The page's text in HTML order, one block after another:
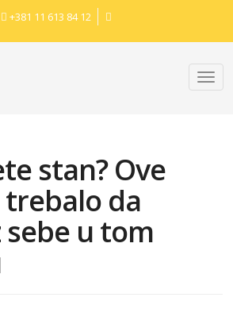
+381 11 613 84 12
stan? Ove
da
u tom